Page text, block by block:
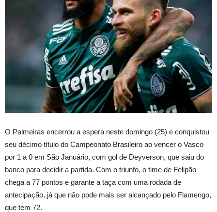
O Palmeiras encerrou a espera neste domingo (25) e conquistou
seu décimo título do Campeonato Brasileiro ao vencer o Vasco
por 1 a 0 em São Januário, com gol de Deyverson, que saiu do
banco para decidir a partida. Com o triunfo, o time de Felipão
chega a 77 pontos e garante a taça com uma rodada de
antecipação, já que não pode mais ser alcançado pelo Flamengo,
que tem 72.